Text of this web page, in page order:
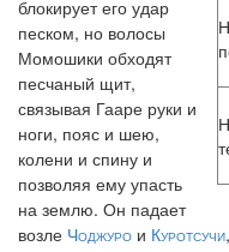
блокирует его удар
песком, но волосы
Момошики обходят
песчаный щит,
связывая Гааре руки и
ноги, пояс и шею,
колени и спину и
позволяя ему упасть
на землю. Он падает
возле Чоджуро и Куротсучи